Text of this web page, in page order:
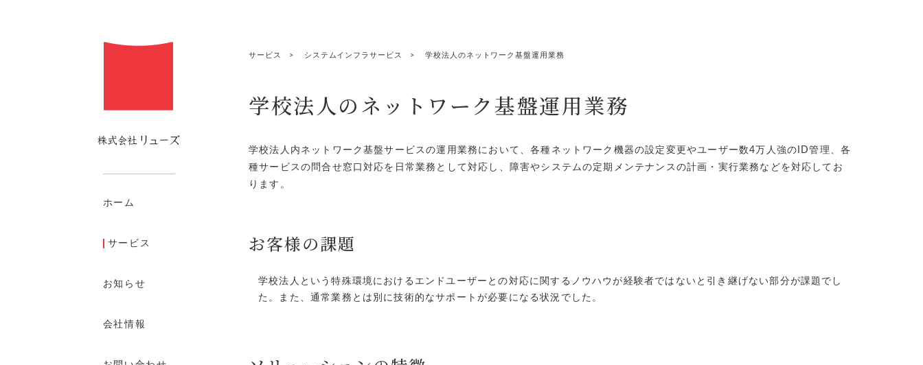
ホーム
サービス
お知らせ
会社情報
サービス システムインフラサービス 学校法人のネットワーク基盤運用業務
学校法人のネットワーク基盤運用業務
学校法人内ネットワーク基盤サービスの運用業務において、各種ネットワーク機器の設定変更やユーザー数4万人強のID管理、各
種サービスの問合せ窓口対応を日常業務として対応し、障害やシステムの定期メンテナンスの計画・実行業務などを対応してお
ります。
お客様の課題
学校法人という特殊環境におけるエンドユーザーとの対応に関するノウハウが経験者ではないと引き継げない部分が課題でし
た。また、通常業務とは別に技術的なサポートが必要になる状況でした。